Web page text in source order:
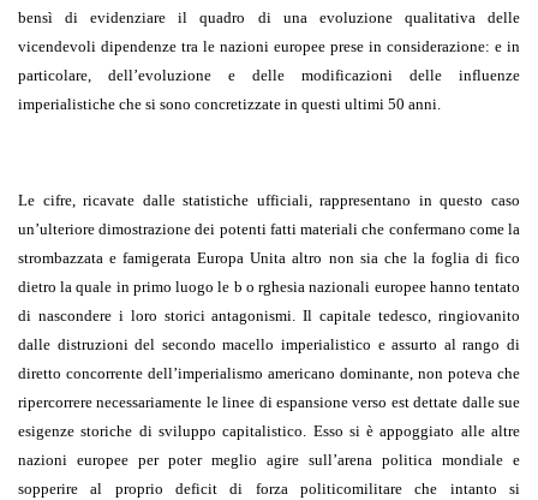
bensì di evidenziare il quadro di una evoluzione qualitativa delle
vicendevoli dipendenze tra le nazioni europee prese in considerazione: e in
particolare, dell’evoluzione e delle modificazioni delle influenze
imperialistiche che si sono concretizzate in questi ultimi 50 anni.
Le cifre, ricavate dalle statistiche ufficiali, rappresentano in questo caso
un’ulteriore dimostrazione dei potenti fatti materiali che confermano come la
strombazzata e famigerata Europa Unita altro non sia che la foglia di fico
dietro la quale in primo luogo le b o rghesia nazionali europee hanno tentato
di nascondere i loro storici antagonismi. Il capitale tedesco, ringiovanito
dalle distruzioni del secondo macello imperialistico e assurto al rango di
diretto concorrente dell’imperialismo americano dominante, non poteva che
ripercorrere necessariamente le linee di espansione verso est dettate dalle sue
esigenze storiche di sviluppo capitalistico. Esso si è appoggiato alle altre
nazioni europee per poter meglio agire sull’arena politica mondiale e
sopperire al proprio deficit di forza politicomilitare che intanto si